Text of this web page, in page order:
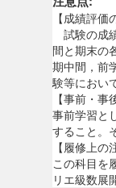
【成績評価
試験の成
間と期末の
期中間，前
験等におい
【事前・事
事前学習と
すること。
【履修上の
この科目を
リエ級数展